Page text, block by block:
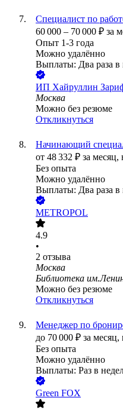
Специалист по
60 000 – 70 000 ₽ за
Опыт 1-3 года
Можно удалённо
Выплаты: Два раза в
ИП Хайруллин
Москва
Можно без резюме
Откликнуться
Начинающий
от 48 332 ₽ за месяц,
Без опыта
Можно удалённо
Выплаты: Два раза в
METROPOL
4.9
•
2 отзыва
Москва
Библиотека
Можно без резюме
Откликнуться
Менеджер по
до 70 000 ₽ за месяц,
Без опыта
Можно удалённо
Выплаты: Раз в
Green FOX